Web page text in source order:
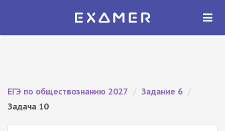
Экзамер — ЕГЭ 2027
ОТКРЫТЬ
ЕГЭ по обществознанию 2027 / Задание 6 /
Задача 10